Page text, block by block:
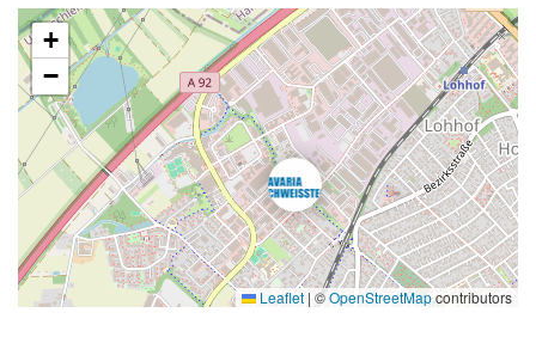
+
−
Leaflet | ©OpenStreetMapcontributors